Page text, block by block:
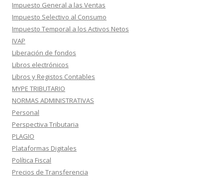
Impuesto General a las Ventas
Impuesto Selectivo al Consumo
Impuesto Temporal a los Activos Netos
IVAP
Liberación de fondos
Libros electrónicos
Libros y Registos Contables
MYPE TRIBUTARIO
NORMAS ADMINISTRATIVAS
Personal
Perspectiva Tributaria
PLAGIO
Plataformas Digitales
Política Fiscal
Precios de Transferencia